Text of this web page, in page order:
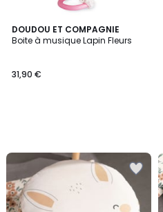
DOUDOU ET COMPAGNIE
Boite à musique Lapin Fleurs
31,90 €